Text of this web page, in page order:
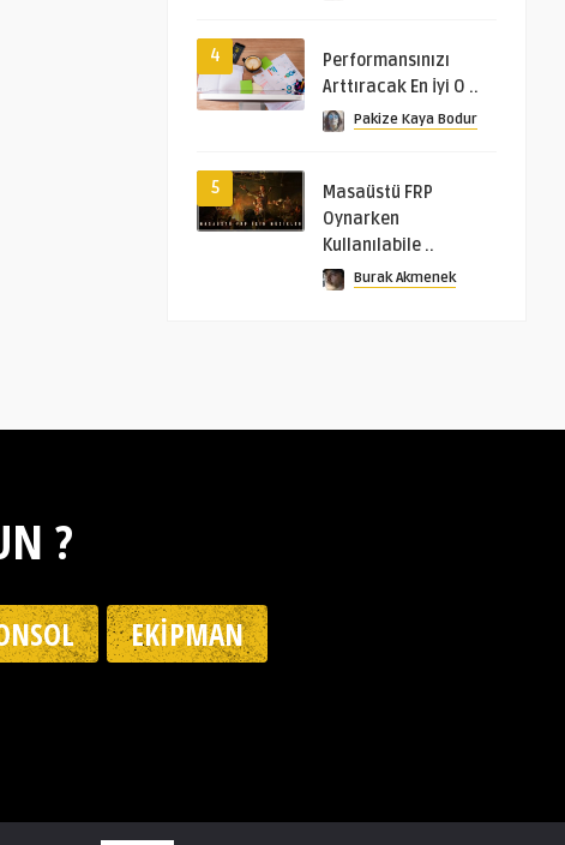
4
Performansınızı
Arttıracak En İyi O ..
Pakize Kaya Bodur
5
Masaüstü FRP
Oynarken
Kullanılabile ..
Burak Akmenek
?
EKIPMAN